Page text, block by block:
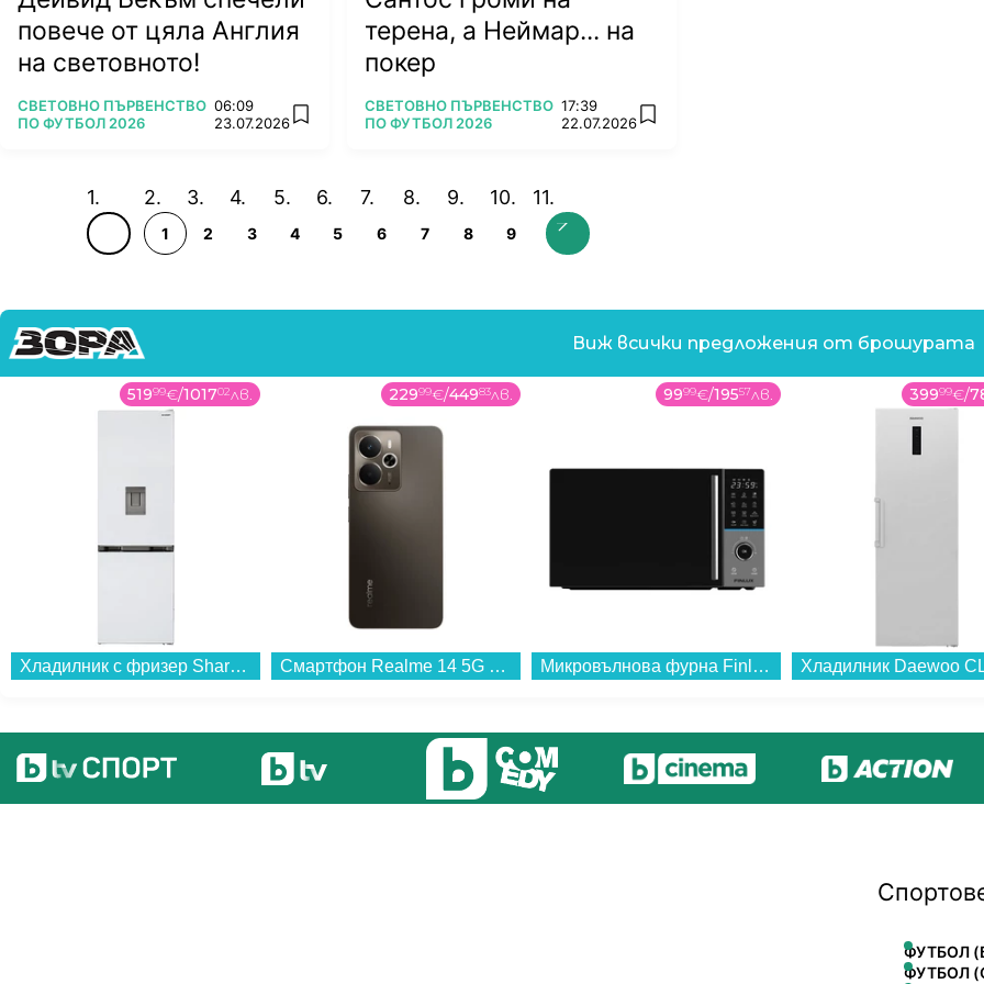
повече от цяла Англия
на световното!
ПОВЕЧЕ ОТ
СВЕТОВНО ПЪРВЕНСТВО
ПО ФУТБОЛ 2026
06:09
23.07.2026 add favorites
терена, а Неймар... на
покер
ПОВЕЧЕ ОТ
СВЕТОВНО ПЪРВЕНСТВО
ПО ФУТБОЛ 2026
17:39
22.07.2026 add favorites
1 2 3 4 5 6 7 8 9
Виж всички предложения от брошурата
51999€/101702лв.
Хладилник с фризер Sharp SJ-NBA21DMDWE , 331 l, E , No Frost , Бял...
22999€/44983лв.
Смартфон Realme 14 5G 256/8 TITAN , 256 GB, 8 GB...
9999€/19557лв.
Микровълнова фурна Finlux FMO-2590DG , 25 Литри, 25 литра , 850 W...
39999€/
ФУТБОЛ
ФУТБОЛ